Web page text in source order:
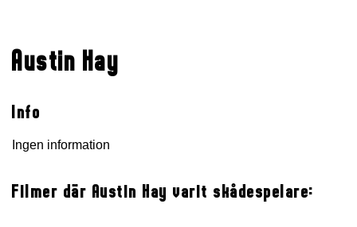
Austin Hay
Info
Ingen information
Filmer där Austin Hay varit skådespelare: